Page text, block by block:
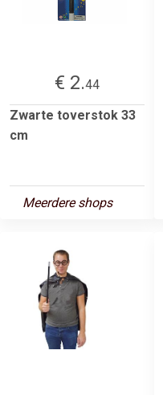
€ 2.44
Zwarte toverstok 33
cm
Meerdere shops